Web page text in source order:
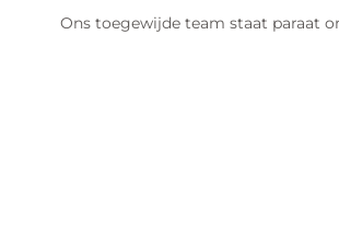
Ons toegewijde team staat paraat